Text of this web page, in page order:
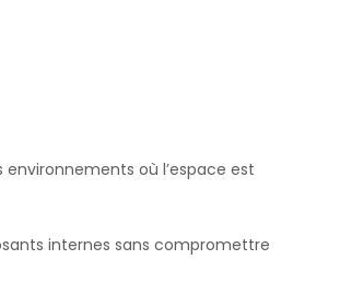
où l’espace est
internes sans compromettre